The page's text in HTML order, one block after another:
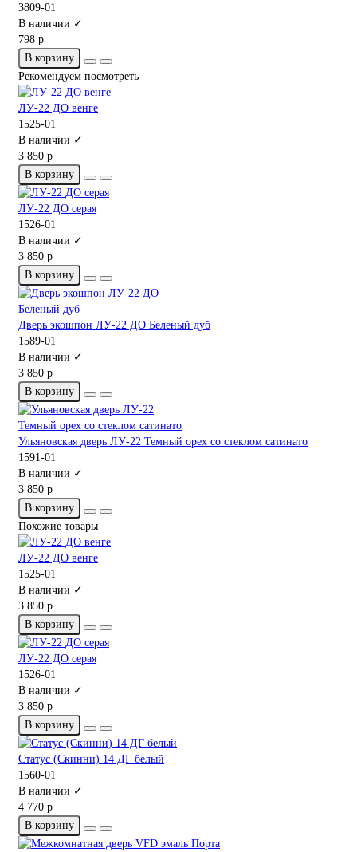
3809-01
В наличии ✓
798 р
В корзину
Рекомендуем посмотреть
ЛУ-22 ДО венге
1525-01
В наличии ✓
3 850 р
В корзину
ЛУ-22 ДО серая
1526-01
В наличии ✓
3 850 р
В корзину
Дверь экошпон ЛУ-22 ДО Беленый дуб
1589-01
В наличии ✓
3 850 р
В корзину
Ульяновская дверь ЛУ-22 Темный орех со стеклом сатинато
1591-01
В наличии ✓
3 850 р
В корзину
Похожие товары
ЛУ-22 ДО венге
1525-01
В наличии ✓
3 850 р
В корзину
ЛУ-22 ДО серая
1526-01
В наличии ✓
3 850 р
В корзину
Статус (Скинни) 14 ДГ белый
1560-01
В наличии ✓
4 770 р
В корзину